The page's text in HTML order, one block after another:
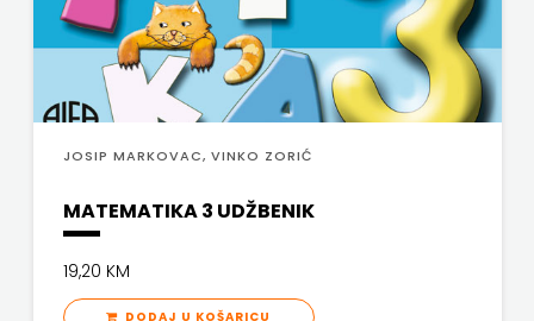
JOSIP MARKOVAC, VINKO ZORIĆ
MATEMATIKA 3 UDŽBENIK
19,20 KM
DODAJ U KOŠARICU